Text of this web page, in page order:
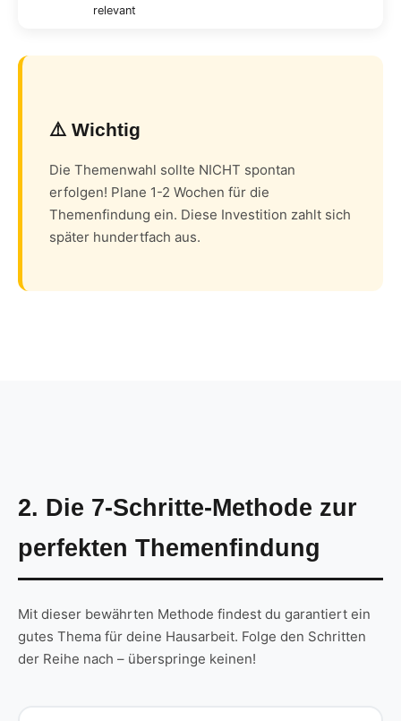
relevant
⚠️ Wichtig
Die Themenwahl sollte NICHT spontan
erfolgen! Plane 1-2 Wochen für die
Themenfindung ein. Diese Investition zahlt sich
später hundertfach aus.
2. Die 7-Schritte-Methode zur
perfekten Themenfindung
Mit dieser bewährten Methode findest du garantiert ein
gutes Thema für deine Hausarbeit. Folge den Schritten
der Reihe nach – überspringe keinen!